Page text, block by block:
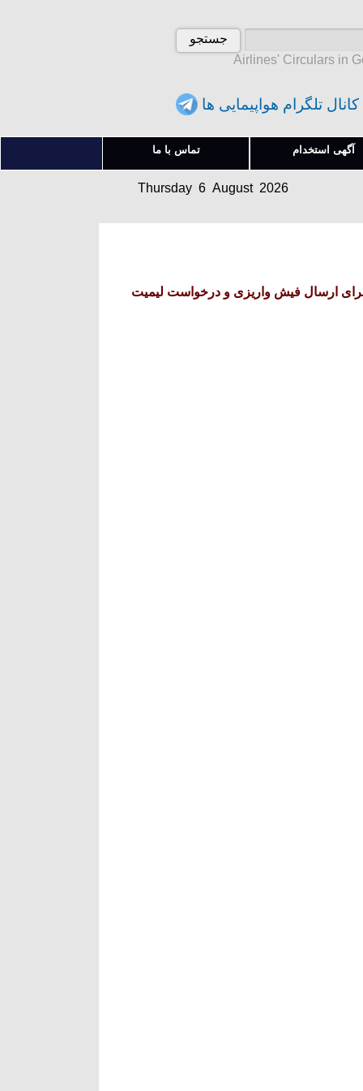
Airlines' Circulars in
کانال تلگرام هواپیمایی ها
آگهی استخدام تماس با ما
Thursday 6 August 2026
پنجشنبه 15 امرداد 1405
Thursday 6 August 2026
برای ارسال فیش واریزی و درخواست لیمیت